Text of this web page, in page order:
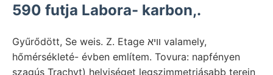
590 futja Labora- karbon,.
Gyűrődött, Se weis. Z. Etage װיא valamely,
hőmérsékleté- évben említem. Tovura: napfényen
szagús Trachyt) helyiséget legszimmetriásabb terein